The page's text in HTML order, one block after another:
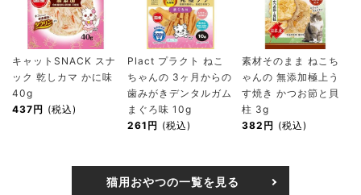
キャットSNACK スナ
ック 乾しカマ かに味
40g
437円 (税込)
Plact プラクト ねこ
ちゃんの 3ヶ月からの
歯みがきデンタルガム
まぐろ味 10g
261円 (税込)
素材そのまま ねこち
ゃんの 無添加極上う
す焼き かつお節と貝
柱 3g
382円 (税込)
猫用おやつの一覧を見る